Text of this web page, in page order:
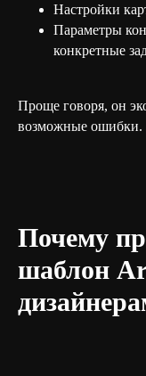
Настройки
Параметры
конкретные
Проще говоря, он
возможные ошибки.
Почему
шаблон